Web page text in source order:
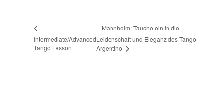
Intermediate/Advanced
Tango Lesson
Mannheim: Tauche ein in die
Leidenschaft und Eleganz des Tango
Argentino